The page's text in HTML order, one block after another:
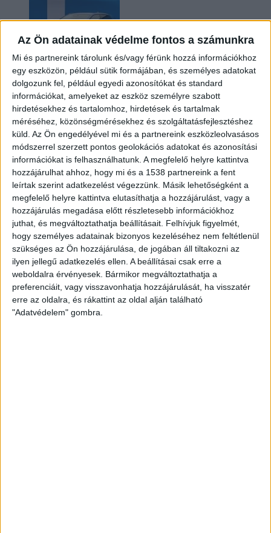
Az Ön adatainak védelme fontos a számunkra
Mi és partnereink tárolunk és/vagy férünk hozzá információkhoz
egy eszközön, például sütik formájában, és személyes adatokat
dolgozunk fel, például egyedi azonosítókat és standard
információkat, amelyeket az eszköz személyre szabott
hirdetésekhez és tartalomhoz, hirdetések és tartalmak
méréséhez, közönségmérésekhez és szolgáltatásfejlesztéshez
küld. Az Ön engedélyével mi és a partnereink eszközleolvasásos
módszerrel szerzett pontos geolokációs adatokat és azonosítási
információkat is felhasználhatunk. A megfelelő helyre kattintva
hozzájárulhat ahhoz, hogy mi és a 1538 partnereink a fent
leírtak szerint adatkezelést végezzünk. Másik lehetőségként a
megfelelő helyre kattintva elutasíthatja a hozzájárulást, vagy a
hozzájárulás megadása előtt részletesebb információkhoz
juthat, és megváltoztathatja beállításait. Felhívjuk figyelmét,
hogy személyes adatainak bizonyos kezeléséhez nem feltétlenül
szükséges az Ön hozzájárulása, de jogában áll tiltakozni az
ilyen jellegű adatkezelés ellen. A beállításai csak erre a
weboldalra érvényesek. Bármikor megváltoztathatja a
preferenciáit, vagy visszavonhatja hozzájárulását, ha visszatér
erre az oldalra, és rákattint az oldal alján található
"Adatvédelem" gombra.
Kilencmillió alatt indul a legolcsóbb elektromos
Volkswagen
Hoppon maradtak a villanyautós támogatási
program utolsó pályázói